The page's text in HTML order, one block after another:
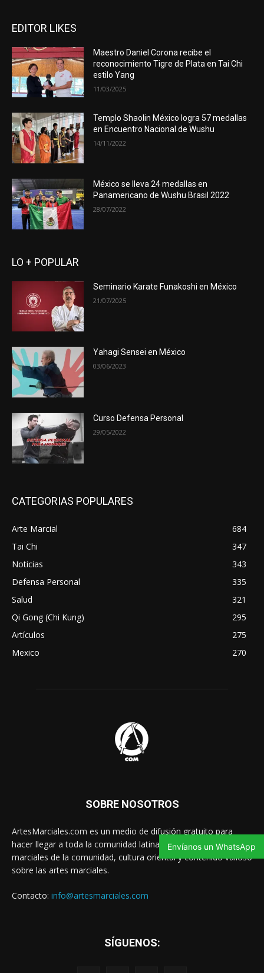
EDITOR LIKES
Maestro Daniel Corona recibe el
reconocimiento Tigre de Plata en Tai Chi
estilo Yang
11/03/2025
Templo Shaolin México logra 57 medallas
en Encuentro Nacional de Wushu
14/11/2022
México se lleva 24 medallas en
Panamericano de Wushu Brasil 2022
28/07/2022
LO + POPULAR
Seminario Karate Funakoshi en México
21/07/2025
Yahagi Sensei en México
03/06/2023
Curso Defensa Personal
29/05/2022
CATEGORIAS POPULARES
Arte Marcial
684
Tai Chi
347
Noticias
343
Defensa Personal
335
Salud
321
Qi Gong (Chi Kung)
295
Artículos
275
Mexico
270
SOBRE NOSOTROS
ArtesMarciales.com es un medio de difusión gratuito para
hacer llegar a toda la comunidad latina las noticias de artes
marciales de la comunidad, cultura oriental y contenido valioso
sobre las artes marciales.
Contacto: info@artesmarciales.com
SÍGUENOS:
Envíanos un WhatsApp